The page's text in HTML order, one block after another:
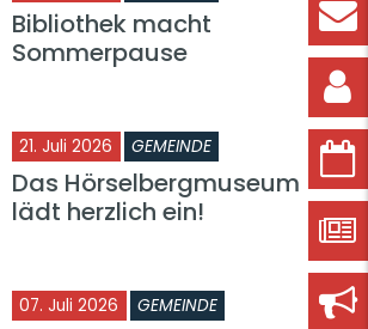
Bibliothek macht
Sommerpause
21. Juli 2026 GEMEINDE
Das Hörselbergmuseum
lädt herzlich ein!
07. Juli 2026 GEMEINDE